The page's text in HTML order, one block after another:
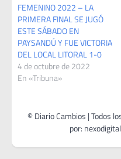
FEMENINO 2022 – LA
PRIMERA FINAL SE JUGÓ
ESTE SÁBADO EN
PAYSANDÚ Y FUE VICTORIA
DEL LOCAL LITORAL 1-0
4 de octubre de 2022
En «Tribuna»